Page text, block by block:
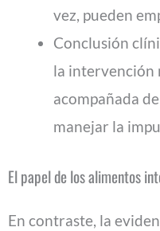
vez, pueden
Conclusión
la intervención
acompañada
manejar la
El papel de los alimentos
En contraste, la